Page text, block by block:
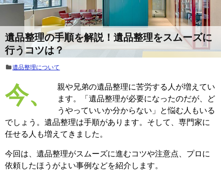
遺品整理の手順を解説！遺品整理をスムーズに
行うコツは？
遺品整理について
今、親や兄弟の遺品整理に苦労する人が増えてい
ます。「遺品整理が必要になったのだが、ど
うやっていいか分からない」と悩む人もいる
でしょう。遺品整理は手順があります。そして、専門家に
任せる人も増えてきました。
今回は、遺品整理がスムーズに進むコツや注意点、プロに
依頼したほうがよい事例などを紹介します。